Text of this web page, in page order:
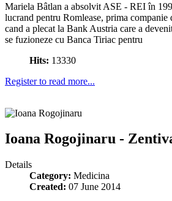
Mariela Bâtlan a absolvit ASE - REI în
lucrand pentru Romlease, prima companie
cand a plecat la Bank Austria care a
se fuzioneze cu Banca Tiriac pentru
Hits: 13330
Register to read more...
Ioana Rogojinaru -
Details
Category: Medicina
Created: 07 June 2014